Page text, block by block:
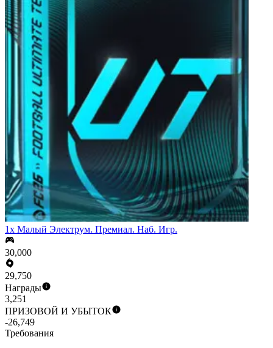
1x Малый Электрум. Премиал. Наб. Игр.
30,000
29,750
Награды
3,251
ПРИЗОВОЙ И УБЫТОК
-26,749
Требования